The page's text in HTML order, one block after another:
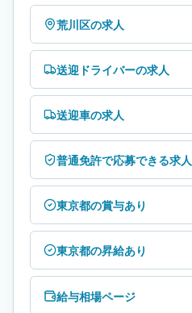
荒川区の求人
送迎ドライバーの求人
送迎車の求人
普通免許で応募できる求人
東京都の賞与あり
東京都の昇給あり
給与相場ページ